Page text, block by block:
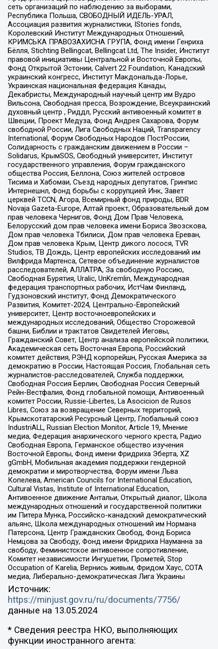
сеть организаций по наблюдению за выборами,
Республика Польша, СВОБОДНЫЙ ИДЕЛЬ-УРАЛ,
Ассоциация развития журналистики, IStories fonds,
Королевский Институт Международных Отношений,
КРИМСЬКА ПРАВОЗАХИСНА ГРУПА, Фонд имени Генриха
Бёлля, Stichting Bellingcat, Bellingcat Ltd, The Insider, Институт
правовой инициативы Центральной и Восточной Европы,
Фонд Открытой Эстонии, Calvert 22 Foundation, Канадский
украинский конгресс, Институт Макдональда-Лорье,
Украинская национальная федерация Канады,
Декабристы, Международный научный центр им Вудро
Вильсона, Свободная пресса, Возрождение, Всеукраинский
духовный центр , Риддл, Русский антивоенный комитет в
Швеции, Проект Медуза, Фонд Андрея Сахарова, Форум
свободной России, Лига Свободных Наций, Transparеncy
International, Форум Свободных Народов ПостРоссии,
Солидарность с гражданским движением в России –
Solidarus, КрымSOS, Свободный университет, Институт
государственного управления, Форум гражданского
общества Россия, Беллона, Союз жителей островов
Тисима и Хабомаи, Съезд народных депутатов, Гринпис
Интернешнл, Фонд борьбы с коррупцией Инк, Завет
церквей TCCN, Агора, Всемирный фонд природы, BDR
Novaja Gazeta-Europe, Алтай проект, Образовательный дом
прав человека Чернигов, Фонд Дом Прав Человека,
Белорусский дом прав человека имени Бориса Звозскова,
Дом прав человека Тбилиси, Дом прав человека Ереван,
Дом прав человека Крым, Центр дикого лосося, TVR
Studios, ТВ Дождь, Центр европейских исследований им
Вилфрида Мартенса, Сетевое объединение журналистов
расследователей, АЛЛАТРА, За свободную Россию,
Свободная Бурятия, Uralic, UnKremlin, Международная
федерация транспортных рабочих, ИстЧам Финланд,
Гудзоновский институт, Фонд Демократического
Развития, Комитет-2024, Центрально-Европейский
университет, Центр восточноевропейских и
международных исследований, Общество Сторожевой
башни, Библии и трактатов Свидетелей Иеговы,
Гражданский Совет, Центр анализа европейской политики,
Академическая сеть Восточная Европа, Российский
комитет действия, РЭНД корпорейшн, Русская Америка за
демократию в России, Настоящая Россия, Глобальная сеть
журналистов-расследователей, Служба поддержки,
Свободная Россия Берлин, Свободная Россия Северный
Рейн-Вестфалия, Фонд глобальной помощи, Антивоенный
комитет России, Russie-Libertes, La Asocicion de Rusos
Libres, Союз за возвращение Северных территорий,
Крымскотатарский Ресурсный Центр, Глобальный союз
IndustriALL, Russian Election Monitor, Article 19, Мнение
медиа, Федерация анархического черного креста, Радио
Свободная Европа, Германское общество изучения
Восточной Европы, Фонд имени Фридриха Эберта, XZ
gGmbH, Мобильная академия поддержки гендерной
демократии и миротворчества, Форум имени Льва
Копелева, American Councils for International Education,
Cultural Vistas, Institute of International Education,
Антивоенное движение Антальи, Открытый диалог, Школа
международных отношений и государственной политики
им Питера Мунка, Российско-канадский демократический
альянс, Школа международных отношений им Нормана
Патерсона, Центр Гражданских Свобод, Фонд Бориса
Немцова за Свободу, Фонд имени Фридриха Науманна за
свободу, Феминистское антивоенное сопротивление,
Комитет независимости Ингушетии, Прометей, Stop
Occupation of Karelia, Вернись живым, Фридом Хаус, СОТА
медиа, Либерально-демократическая Лига Украины
Источник:
https://minjust.gov.ru/ru/documents/7756/
данные на 13.05.2024
* Сведения реестра НКО, выполняющих
функции иностранного агента: